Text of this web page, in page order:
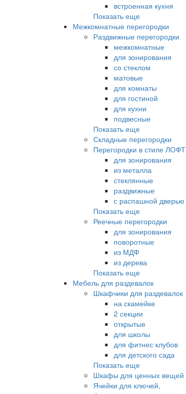
встроенная кухня
Показать еще
Межкомнатные перегородки
Раздвижные перегородки
межкомнатные
для зонирования
со стеклом
матовые
для комнаты
для гостиной
для кухни
подвесные
Показать еще
Складные перегородки
Перегородки в стиле ЛОФТ
для зонирования
из металла
стеклянные
раздвижные
с распашной дверью
Показать еще
Реечные перегородки
для зонирования
поворотные
из МДФ
из дерева
Показать еще
Мебель для раздевалок
Шкафчики для раздевалок
на скамейке
2 секции
открытые
для школы
для фитнес клубов
для детского сада
Показать еще
Шкафы для ценных вещей
Ячейки для ключей,